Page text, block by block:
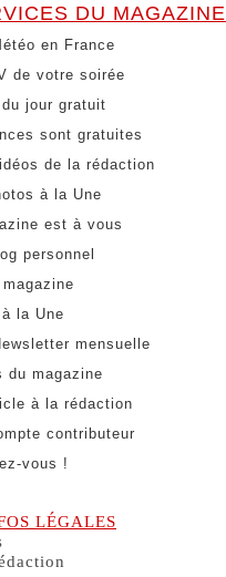
DU MAGAZINE
en France
de votre soirée
jour gratuit
sont gratuites
de la rédaction
à la Une
est à vous
personnel
la Une
mensuelle
du magazine
à la rédaction
contributeur
vous !
LÉGALES